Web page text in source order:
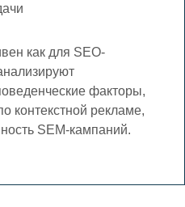
как для SEO-
факторы,
контекстной рекламе,
SEM-кампаний.